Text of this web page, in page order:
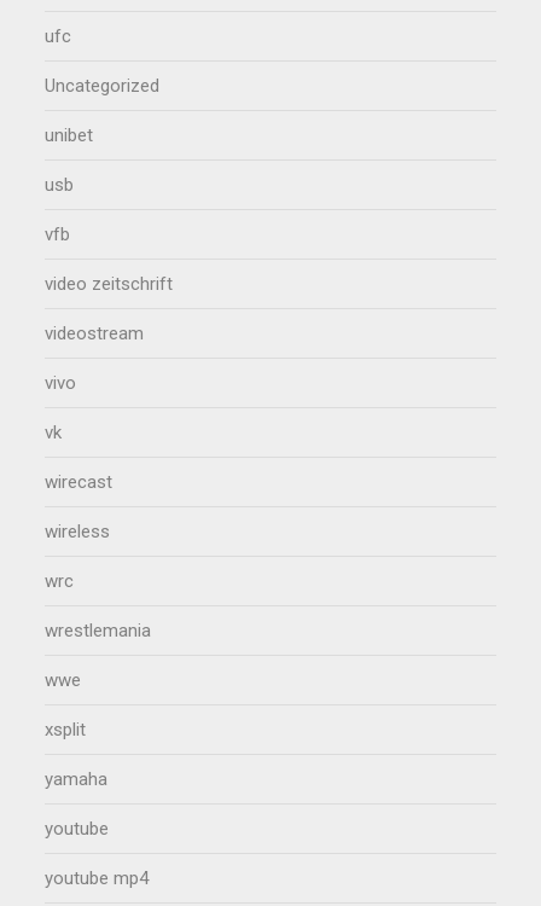
ufc
Uncategorized
unibet
usb
vfb
video zeitschrift
videostream
vivo
vk
wirecast
wireless
wrc
wrestlemania
wwe
xsplit
yamaha
youtube
youtube mp4